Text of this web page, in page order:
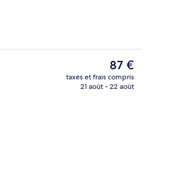
Le
prix
actuel
87 €
taxes et frais compris
21 août - 22 août